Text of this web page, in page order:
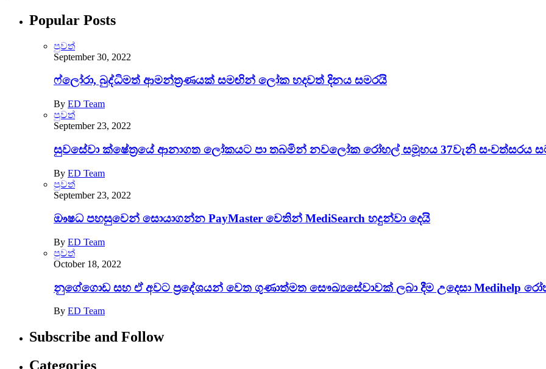
Popular Posts
පුවත්
September 30, 2022
ෆ්ලෝරා, බුද්ධිමත් ආමන්ත්‍රණයක් සමඟින් ලෝක හදවත් දිනය සමරයි
By ED Team
පුවත්
September 23, 2022
සුවසේවා ක්ෂේත්‍රයේ ආනාගත ලෝකයට පා තබමින් නවලෝක රෝහල් සමූහය 37වැනි සංවත්සරය
By ED Team
පුවත්
September 23, 2022
ඖෂධ පහසුවෙන් සොයාගන්න PayMaster වෙතින් MediSearch හදුන්වා දෙයි
By ED Team
පුවත්
October 18, 2022
නුගේගොඩ සහ ඒ අවට ප‍්‍රදේශයන් වෙත ගුණාත්මත සෞඛ්‍යසේවාවක් ලබා දීම උදෙසා Medihelp
By ED Team
Subscribe and Follow
Categories